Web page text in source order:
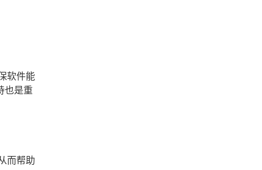
软件能
也是重
而帮助